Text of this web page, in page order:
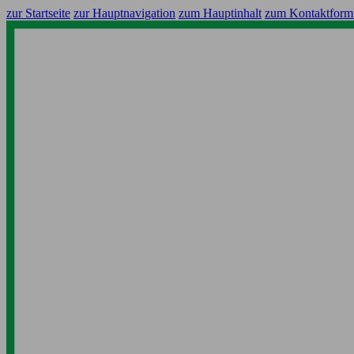
zur Startseite zur Hauptnavigation zum Hauptinhalt zum